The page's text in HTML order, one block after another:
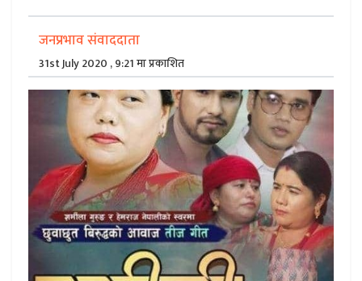
जनप्रभाव संवाददाता
31st July 2020 , 9:21 मा प्रकाशित